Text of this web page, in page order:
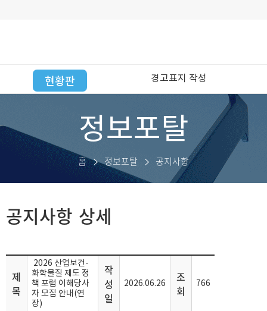
현황판 경고표지 작성
정보포탈
홈 정보포탈 공지사항
공지사항 상세
제
목
2026 산업보건-
화학물질 제도 정
책 포럼 이해당사
자 모집 안내(연
장)
작
성
일
2026.06.26
조
회
766